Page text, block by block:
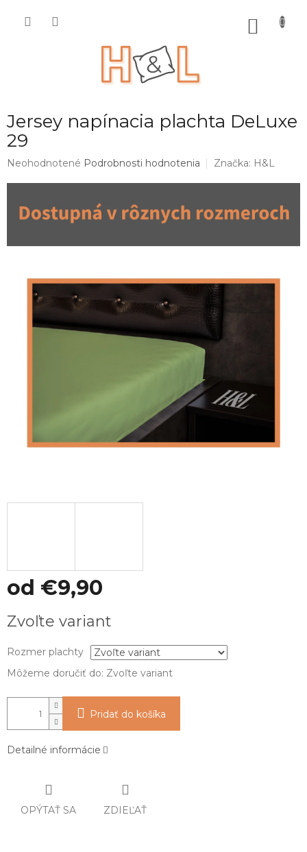
Jersey napínacia plachta DeLuxe
29
Priemerné
Neohodnotené Podrobnosti hodnotenia Značka: H&L
od €9,90
cena:
Zvoľte variant
Rozmer plachty
Môžeme doručiť do: Zvoľte variant
Pridať do košíka
Detailné informácie
OPÝTAŤ SA ZDIEĽAŤ